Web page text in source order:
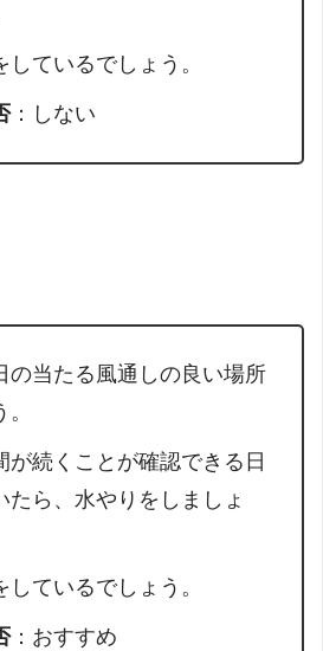
しているでしょう。
：しない
の当たる風通しの良い場所
が続くことが確認できる日
たら、水やりをしましょ
しているでしょう。
：おすすめ